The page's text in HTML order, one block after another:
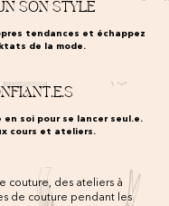
SON STYLE
tendances et échappez
de la mode.
en soi pour se lancer seul.e.
cours et ateliers.
couture, des ateliers à
de couture pendant les